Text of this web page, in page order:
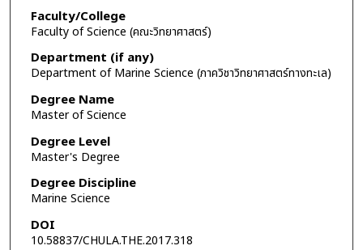
Faculty/College
Faculty of Science (คณะวิทยาศาสตร์)
Department (if any)
Department of Marine Science (ภาควิชาวิทยาศาสตร์ทางทะเล)
Degree Name
Master of Science
Degree Level
Master's Degree
Degree Discipline
Marine Science
DOI
10.58837/CHULA.THE.2017.318